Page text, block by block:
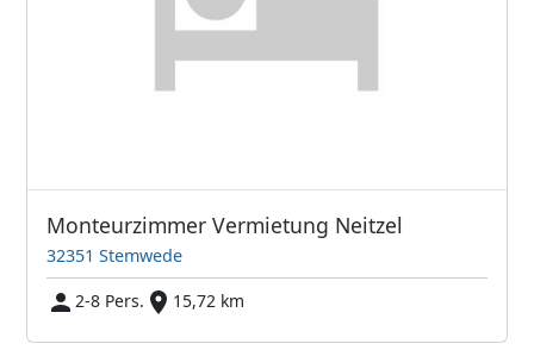
Monteurzimmer Vermietung Neitzel
32351 Stemwede
2-8 Pers.
15,72 km